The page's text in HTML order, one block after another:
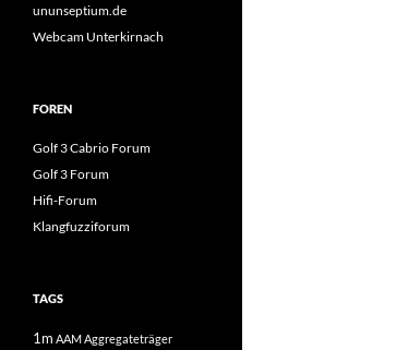
ununseptium.de
Webcam Unterkirnach
FOREN
Golf 3 Cabrio Forum
Golf 3 Forum
Hifi-Forum
Klangfuzziforum
TAGS
1m AAMAggregateträger